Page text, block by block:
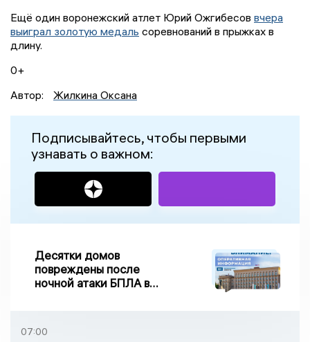
Ещё один воронежский атлет Юрий Ожгибесов вчера
выиграл золотую медаль соревнований в прыжках в
длину.
0+
Автор:
Жилкина Оксана
Подписывайтесь, чтобы первыми
узнавать о важном:
Десятки домов
повреждены после
ночной атаки БПЛА в
07:00